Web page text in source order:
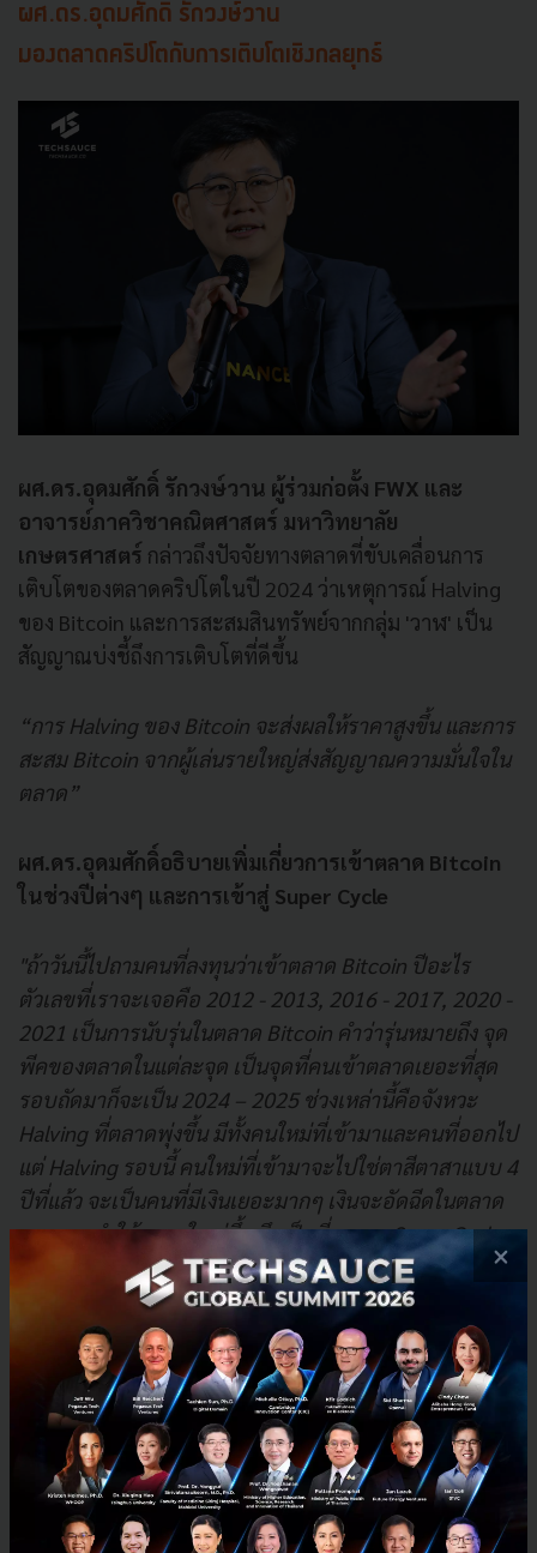
ผศ.ดร.อุดมศักดิ์ รักวงษ์วาน
มองตลาดคริปโตกับการเติบโตเชิงกลยุทธ์
ผศ.ดร.อุดมศักดิ์ รักวงษ์วาน ผู้ร่วมก่อตั้ง FWX และ
อาจารย์ภาควิชาคณิตศาสตร์ มหาวิทยาลัย
เกษตรศาสตร์ กล่าวถึงปัจจัยทางตลาดที่ขับเคลื่อนการ
เติบโตของตลาดคริปโตในปี 2024 ว่าเหตุการณ์ Halving
ของ Bitcoin และการสะสมสินทรัพย์จากกลุ่ม 'วาฬ' เป็น
สัญญาณบ่งชี้ถึงการเติบโตที่ดีขึ้น
“การ Halving ของ Bitcoin จะส่งผลให้ราคาสูงขึ้น และการ
สะสม Bitcoin จากผู้เล่นรายใหญ่ส่งสัญญาณความมั่นใจใน
ตลาด”
ผศ.ดร.อุดมศักดิ์อธิบายเพิ่มเกี่ยวการเข้าตลาด Bitcoin
ในช่วงปีต่างๆ และการเข้าสู่ Super Cycle
"ถ้าวันนี้ไปถามคนที่ลงทุนว่าเข้าตลาด Bitcoin ปีอะไร
ตัวเลขที่เราจะเจอคือ 2012 - 2013, 2016 - 2017, 2020 -
2021 เป็นการนับรุ่นในตลาด Bitcoin คำว่ารุ่นหมายถึง จุด
พีคของตลาดในแต่ละจุด เป็นจุดที่คนเข้าตลาดเยอะที่สุด
รอบถัดมาก็จะเป็น 2024 – 2025 ช่วงเหล่านี้คือจังหวะ
Halving ที่ตลาดพุ่งขึ้น มีทั้งคนใหม่ที่เข้ามาและคนที่ออกไป
แต่ Halving รอบนี้ คนใหม่ที่เข้ามาจะไปใช่ตาสีตาสาแบบ 4
ปีที่แล้ว จะเป็นคนที่มีเงินเยอะมากๆ เงินจะอัดฉีดในตลาด
มากและทำให้ตลาดใหญ่ขึ้น จึงเป็นที่มาของ Super Cycle
Theory ว่าอาจจะเกิดขึ้นได้"
นอกจากนี้ ผศ.ดร.อุดมศักดิ์ยังอธิบายเชิงเปรียบเทียบให้
เห็นมูลค่าที่เพิ่มขึ้นของ Bitcoin เมื่อเทียบกับเงินสด
"ในโลกทางการเงินมีสิ่งที่เรียกว่า Liquidity Cycle คือ
เงินสด เงินฝากที่อยู่ในมือพวกเรา มันจะเพิ่มหรือลดเป็น
Cycle ซึ่งถ้าเราเอา Liquidity Cycle มาเทียบกับ Bitcoin
Halving จะพบว่า Cycle ที่ผ่านมา มันจะล้อไปในเส้น
×